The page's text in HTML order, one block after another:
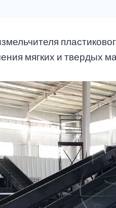
мягких и твердых